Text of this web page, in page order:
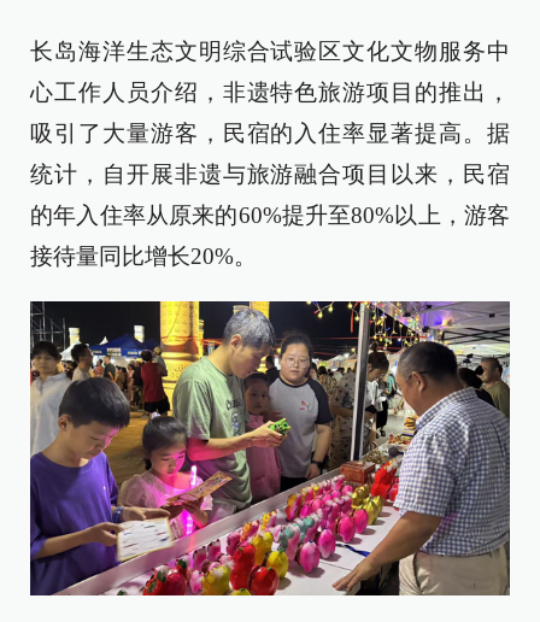
长岛海洋生态文明综合试验区文化文物服务中
心工作人员介绍，非遗特色旅游项目的推出，
吸引了大量游客，民宿的入住率显著提高。据
统计，自开展非遗与旅游融合项目以来，民宿
的年入住率从原来的60%提升至80%以上，游客
接待量同比增长20%。